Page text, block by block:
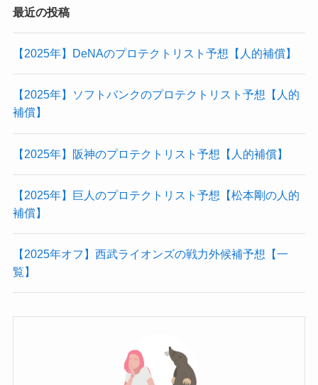
最近の投稿
【2025年】DeNAのプロテクトリスト予想【人的補償】
【2025年】ソフトバンクのプロテクトリスト予想【人的
補償】
【2025年】阪神のプロテクトリスト予想【人的補償】
【2025年】巨人のプロテクトリスト予想【松本剛の人的
補償】
【2025年オフ】西武ライオンズの戦力外候補予想【一
覧】